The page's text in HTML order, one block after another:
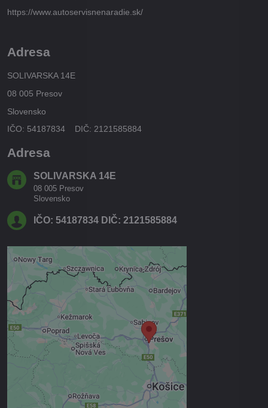
https://www.autoservisnenaradie.sk/
Adresa
SOLIVARSKA 14E
08 005 Presov
Slovensko
IČO: 54187834 DIČ: 2121585884
Adresa
SOLIVARSKA 14E
08 005 Presov
Slovensko
IČO: 54187834 DIČ: 2121585884
Externý obsah je blokovaný
Voľbami súkromia
Prajete si načítať externý obsah?
Povoliť tentokrát
Povoliť a zapamätať - súhlas s
druhom cookie: Funkčné